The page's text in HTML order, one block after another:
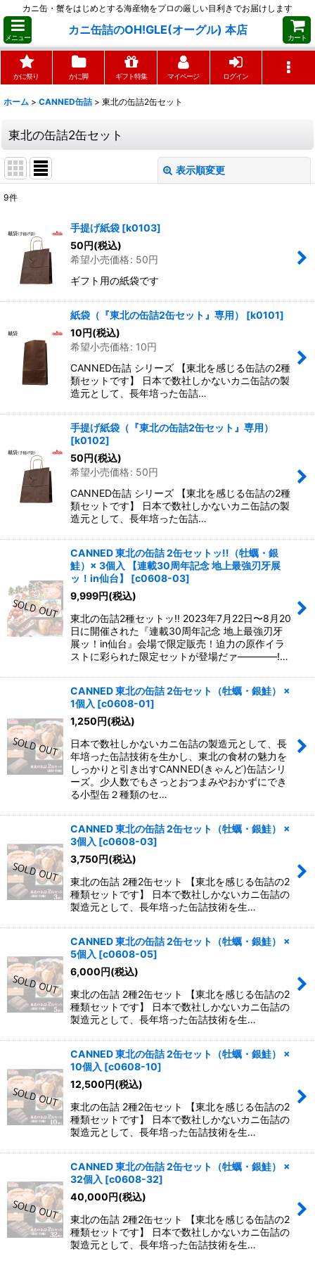
カニ缶・蟹をはじめとする海産物をプロの厳しい目利きでお届けします
メニュー
カニ缶詰のOH!GLE(オーグル) 本店
カート
かに祭り かに脚 ギフト特集 マイページ ログイン
ホーム > CANNED缶詰 > 東北の缶詰2缶セット
東北の缶詰2缶セット
表示順変更
並び順:
絞り込む
9件
手提げ紙袋 [k0103]
50円(税込)
希望小売価格: 50円
ギフト用の紙袋です
紙袋（『東北の缶詰2缶セット』専用） [k0101]
10円(税込)
希望小売価格: 10円
CANNED缶詰 シリーズ 【東北を感じる缶詰の2種
類セットです】 日本で数社しかないカニ缶詰の製
造元として、長年培った缶詰…
手提げ紙袋（『東北の缶詰2缶セット』専用）
[k0102]
50円(税込)
希望小売価格: 50円
CANNED缶詰 シリーズ 【東北を感じる缶詰の2種
類セットです】 日本で数社しかないカニ缶詰の製
造元として、長年培った缶詰…
CANNED 東北の缶詰 2缶セットッ!!（牡蠣・銀
鮭）× 3個入 【連載30周年記念 地上最強刃牙展
ッ！in仙台】
[c0608-03]
9,999円(税込)
東北の缶詰2種セットッ!! 2023年7月22日〜8月20
日に開催された『連載30周年記念 地上最強刃牙
展ッ！in仙台』会場で限定販売！迫力の原作イラ
ストに彩られた限定セットが登場だァ――――!…
CANNED 東北の缶詰 2缶セット（牡蠣・銀鮭） ×
1個入 [c0608-01]
1,250円(税込)
日本で数社しかないカニ缶詰の製造元として、長
年培った缶詰技術を生かし、東北の食材の魅力を
しっかりと引き出すCANNED(きゃんど)缶詰シリ
ーズ。少人数でもさっとおつまみやおかずにでき
る小型缶２種類のセ…
CANNED 東北の缶詰 2缶セット（牡蠣・銀鮭） ×
3個入 [c0608-03]
3,750円(税込)
東北の缶詰 2種2缶セット 【東北を感じる缶詰の2
種類セットです】 日本で数社しかないカニ缶詰の
製造元として、長年培った缶詰技術を生…
CANNED 東北の缶詰 2缶セット（牡蠣・銀鮭） ×
5個入 [c0608-05]
6,000円(税込)
東北の缶詰 2種2缶セット 【東北を感じる缶詰の2
種類セットです】 日本で数社しかないカニ缶詰の
製造元として、長年培った缶詰技術を生…
CANNED 東北の缶詰 2缶セット（牡蠣・銀鮭） ×
10個入 [c0608-10]
12,500円(税込)
東北の缶詰 2種2缶セット 【東北を感じる缶詰の2
種類セットです】 日本で数社しかないカニ缶詰の
製造元として、長年培った缶詰技術を生…
CANNED 東北の缶詰 2缶セット（牡蠣・銀鮭） ×
32個入 [c0608-32]
40,000円(税込)
東北の缶詰 2種2缶セット 【東北を感じる缶詰の2
種類セットです】 日本で数社しかないカニ缶詰の
製造元として、長年培った缶詰技術を生…